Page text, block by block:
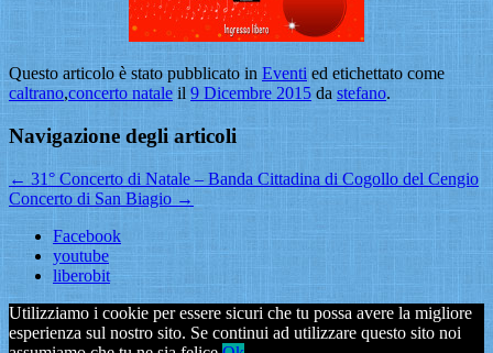
Questo articolo è stato pubblicato in Eventi ed etichettato come
caltrano,concerto natale il 9 Dicembre 2015 da stefano.
Navigazione degli articoli
← 31° Concerto di Natale – Banda Cittadina di Cogollo del Cengio
Concerto di San Biagio →
Facebook
youtube
liberobit
Utilizziamo i cookie per essere sicuri che tu possa avere la migliore
esperienza sul nostro sito. Se continui ad utilizzare questo sito noi